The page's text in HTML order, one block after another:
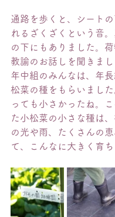
通路を歩くと、シートの
れるざくざくという音
の下にもありました。荷
教諭のお話しを聞きまし
年中組のみんなは、年
松菜の種をもらいました
っても小さかったね。
た小松菜の小さな種は
の光や雨、たくさんの
て、こんなに大きく育ち